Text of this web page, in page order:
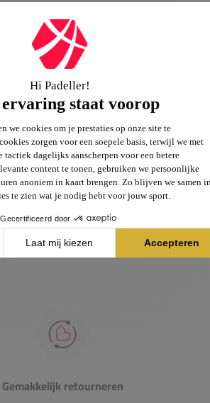
Groot assortiment
assortiment met meer dan 21.000+
artikelen
Passie voor de sport
over onze producten? Onze specialisten
helpen je graag verder.
Gemakkelijk retourneren